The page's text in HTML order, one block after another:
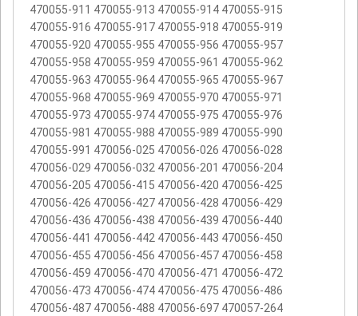
470055-911 470055-913 470055-914 470055-915
470055-916 470055-917 470055-918 470055-919
470055-920 470055-955 470055-956 470055-957
470055-958 470055-959 470055-961 470055-962
470055-963 470055-964 470055-965 470055-967
470055-968 470055-969 470055-970 470055-971
470055-973 470055-974 470055-975 470055-976
470055-981 470055-988 470055-989 470055-990
470055-991 470056-025 470056-026 470056-028
470056-029 470056-032 470056-201 470056-204
470056-205 470056-415 470056-420 470056-425
470056-426 470056-427 470056-428 470056-429
470056-436 470056-438 470056-439 470056-440
470056-441 470056-442 470056-443 470056-450
470056-455 470056-456 470056-457 470056-458
470056-459 470056-470 470056-471 470056-472
470056-473 470056-474 470056-475 470056-486
470056-487 470056-488 470056-697 470057-264